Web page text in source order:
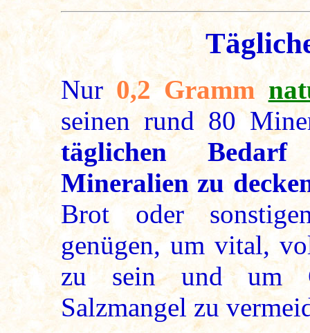
Nur0,2 Gramm
seinen rund 80
täglichen Bedarf
Mineralien zu
Brot oder
genügen, um vital,
zu sein und um
Salzmangel zu